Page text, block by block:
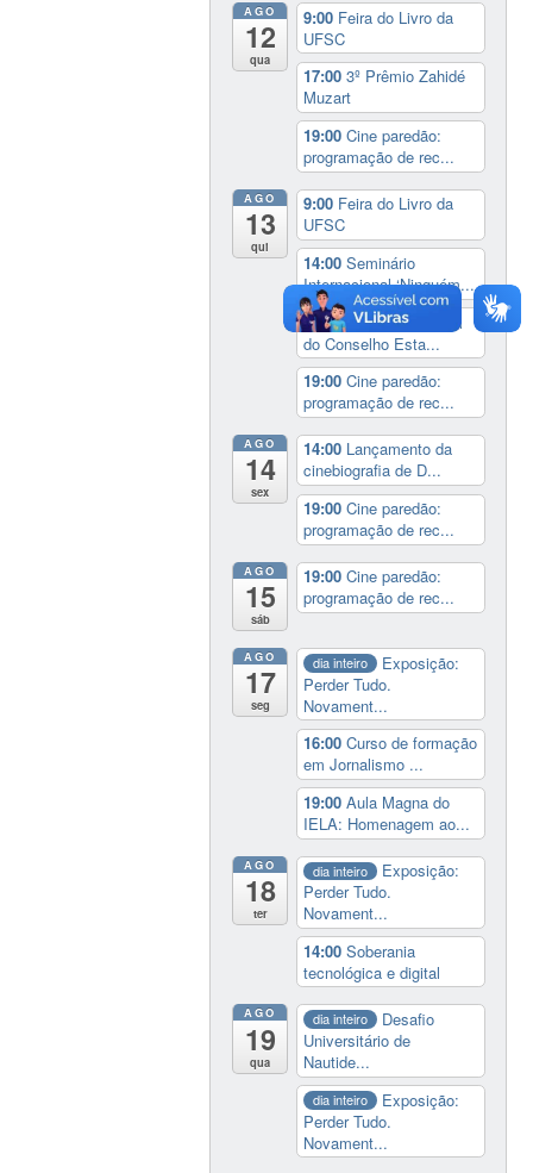
AGO
12
qua
9:00 Feira do Livro da
UFSC
17:003º Prêmio Zahidé
Muzart
19:00Cine paredão:
programação de rec...
AGO
13
qui
9:00 Feira do Livro da
UFSC
14:00Seminário
Internacional ‘Ninguém...
14:30 Sessão Especial
do Conselho Esta...
19:00Cine paredão:
programação de rec...
AGO
14
sex
14:00 Lançamento da
cinebiografia de D...
19:00Cine paredão:
programação de rec...
AGO
15
sáb
19:00Cine paredão:
programação de rec...
AGO
17
seg
dia inteiro
Exposição:
Perder Tudo.
Novament...
16:00Curso de formação
em Jornalismo ...
19:00Aula Magna do
IELA: Homenagem ao...
AGO
18
ter
dia inteiro
Exposição:
Perder Tudo.
Novament...
14:00Soberania
tecnológica e digital
AGO
19
qua
dia inteiro
Desafio
Universitário de
Nautide...
dia inteiro
Exposição:
Perder Tudo.
Novament...